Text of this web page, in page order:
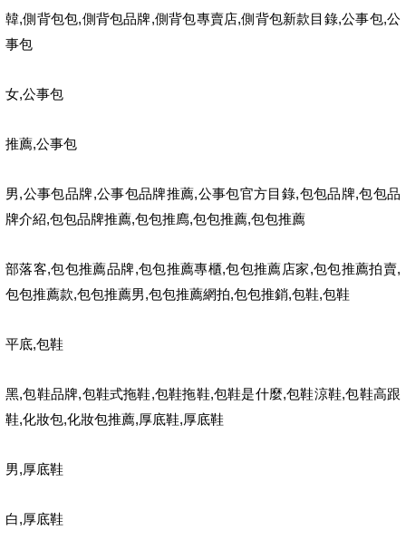
韓,側背包包,側背包品牌,側背包專賣店,側背包新款目錄,公事包,公
事包
女,公事包
推薦,公事包
男,公事包品牌,公事包品牌推薦,公事包官方目錄,包包品牌,包包品
牌介紹,包包品牌推薦,包包推廌,包包推薦,包包推薦
部落客,包包推薦品牌,包包推薦專櫃,包包推薦店家,包包推薦拍賣,
包包推薦款,包包推薦男,包包推薦網拍,包包推銷,包鞋,包鞋
平底,包鞋
黑,包鞋品牌,包鞋式拖鞋,包鞋拖鞋,包鞋是什麼,包鞋涼鞋,包鞋高跟
鞋,化妝包,化妝包推薦,厚底鞋,厚底鞋
男,厚底鞋
白,厚底鞋